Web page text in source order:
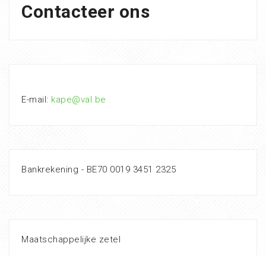
Contacteer ons
E-mail: kape@val.be
Bankrekening - BE70 0019 3451 2325
Maatschappelijke zetel